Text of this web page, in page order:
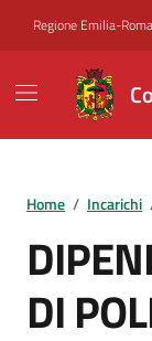
Regione Emilia-
Home / Incarichi
DI